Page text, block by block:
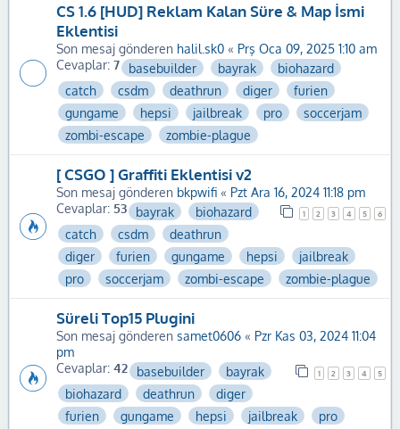
CS 1.6 [HUD] Reklam Kalan Süre & Map İsmi
Eklentisi
Son mesaj gönderen halil.sk0 « Prş Oca 09, 2025 1:10 am
Cevaplar: 7 basebuilder bayrak
biohazard
catch
csdm deathrun diger
furien
gungame
hepsi jailbreak pro
soccerjam
zombi-escape
zombie-plague
[ CSGO ] Graffiti Eklentisi v2
Son mesaj gönderen bkpwifi « Pzt Ara 16, 2024 11:18 pm
Cevaplar: 53 1 2 3 4 5 6
bayrak
biohazard
catch
csdm
deathrun
diger
furien gungame hepsi
jailbreak
pro
soccerjam zombi-escape zombie-plague
Süreli Top15 Plugini
Son mesaj gönderen samet0606 « Pzr Kas 03, 2024 11:04
pm
Cevaplar: 42 1 2 3 4 5
basebuilder
bayrak
biohazard
deathrun
diger
furien
gungame hepsi jailbreak
pro